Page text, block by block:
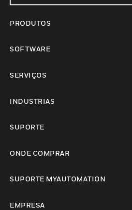
PRODUTOS
SOFTWARE
SERVIÇOS
INDUSTRIAS
SUPORTE
ONDE COMPRAR
SUPORTE MYAUTOMATION
EMPRESA